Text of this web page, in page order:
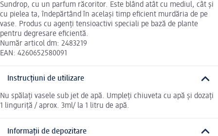
Sundrop, cu un parfum răcoritor. Este blând atât cu mediul, cât și
cu pielea ta, îndepărtând în același timp eficient murdăria de pe
vase. Produs cu agenți tensioactivi speciali pe bază de plante
pentru degresare eficientă.
Număr articol dm: 2483219
EAN: 4260652580091
Instrucțiuni de utilizare
Nu spălați vasele sub jet de apă. Umpleți chiuveta cu apă și dozați
1 linguriță / aprox. 3ml/ la 1 litru de apă.
Informații de depozitare